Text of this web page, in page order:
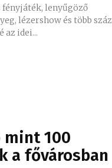
lenyűgöző
lézershow és több száz
az idei...
mint 100
a fővárosban